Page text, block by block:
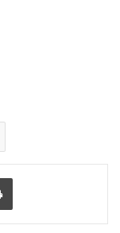
поштоюНадрукувати